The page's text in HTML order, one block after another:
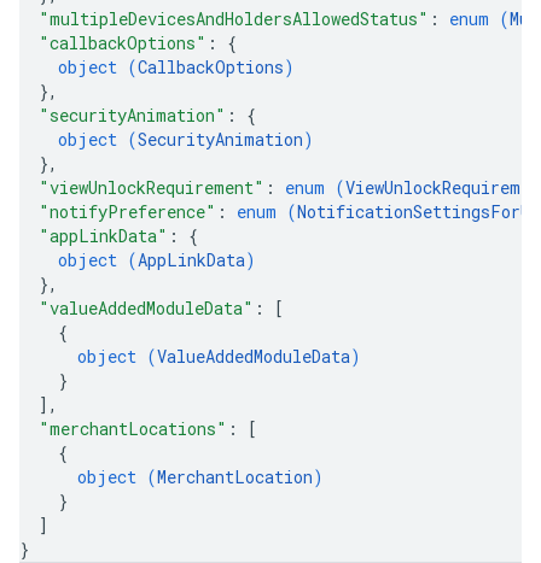
"multipleDevicesAndHoldersAllowedStatus" : enum (
"callbackOptions" : {
object (CallbackOptions)
},
"securityAnimation" : {
object (SecurityAnimation)
},
"viewUnlockRequirement" : enum (
"notifyPreference" : enum (
"appLinkData" : {
object (AppLinkData)
},
"valueAddedModuleData" :
[
{
object (ValueAddedModuleData)
}
] ,
"merchantLocations" :
[
{
object (MerchantLocation)
}
]
}